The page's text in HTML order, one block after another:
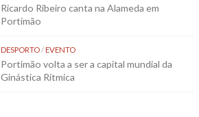
Ricardo Ribeiro canta na Alameda em
Portimão
DESPORTO/EVENTO
Portimão volta a ser a capital mundial da
Ginástica Rítmica